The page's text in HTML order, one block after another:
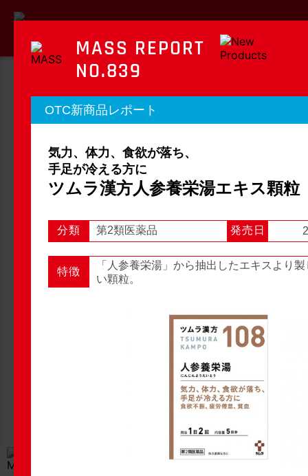
MASS REPORT
マスレポート
OTC新商品レポート 店頭観察レポート
OTC新商品レポート 店頭観察
New Products
MASS REPORT
NO.839
OTC新商品レポート
気力、体力、食欲が落ち、
手足が冷える方に
ツムラ漢方人参養栄湯エキス顆粒
分類 第2類医薬品 発売日
特徴
「人参養栄湯」から抽出したエキスより
い顆粒。